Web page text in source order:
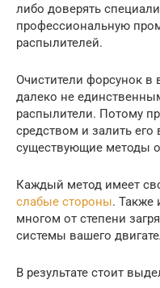
либо доверять
профессиональную
распылителей.
Очистители форсунок в
далеко не
распылители. Потому
средством и залить его
существующие методы
Каждый метод имеет
слабые стороны. Также
многом от степени
системы вашего
В результате стоит